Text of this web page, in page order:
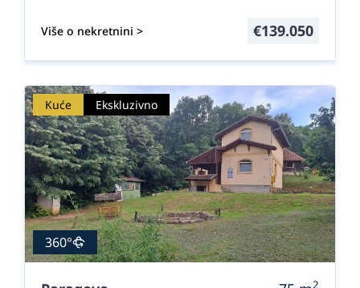
Više o nekretnini > €139.050
Kuće Ekskluzivno
360°
2